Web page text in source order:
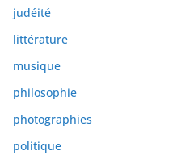
judéité
littérature
musique
philosophie
photographies
politique